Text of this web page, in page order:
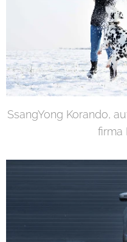
SsangYong Korando,
firma